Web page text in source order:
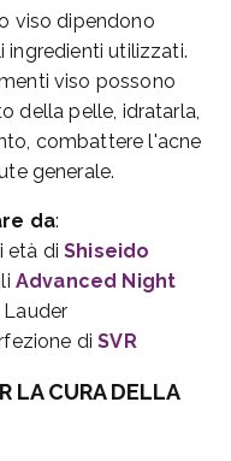
viso dipendono
utilizzati.
viso possono
della pelle, idratarla,
combattere l'acne
generale.
da:
età diShiseido
Advanced Night
diSVR
LA CURA DELLA